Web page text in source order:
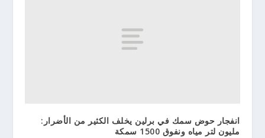
انفجار حوض سمك في برلين يخلف الكثير من الأضرار:
مليون لتر مياه ونفوق 1500 سمكة